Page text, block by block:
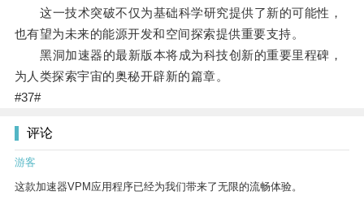
这一技术突破不仅为基础科学研究提供了新的可能性，
也有望为未来的能源开发和空间探索提供重要支持。
黑洞加速器的最新版本将成为科技创新的重要里程碑，
为人类探索宇宙的奥秘开辟新的篇章。
#37#
评论
游客
这款加速器VPM应用程序已经为我们带来了无限的流畅体验。